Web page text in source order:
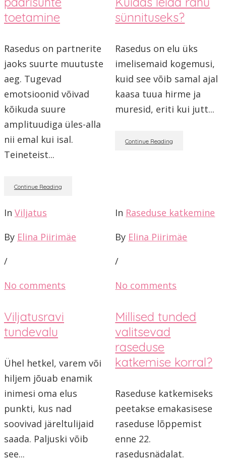
toetamine
Rasedus on partnerite
jaoks suurte muutuste
aeg. Tugevad
emotsioonid võivad
kõikuda suure
amplituudiga üles-alla
nii emal kui isal.
Teineteist...
Continue Reading
sünnituseks?
Rasedus on elu üks
imelisemaid kogemusi,
kuid see võib samal ajal
kaasa tuua hirme ja
muresid, eriti kui jutt...
Continue Reading
In Viljatus
By Elina Piirimäe
/
No comments
Viljatusravi
tundevalu
Ühel hetkel, varem või
hiljem jõuab enamik
inimesi oma elus
punkti, kus nad
soovivad järeltulijaid
saada. Paljuski võib
see...
In Raseduse katkemine
By Elina Piirimäe
/
No comments
Millised tunded
valitsevad
raseduse
katkemise korral?
Raseduse katkemiseks
peetakse emakasisese
raseduse lõppemist
enne 22.
rasedusnädalat.